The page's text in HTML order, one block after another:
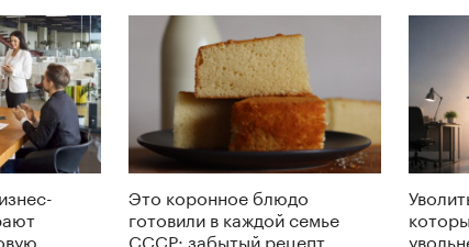
Это коронное блюдо
готовили в каждой семье
СССР: забытый рецепт